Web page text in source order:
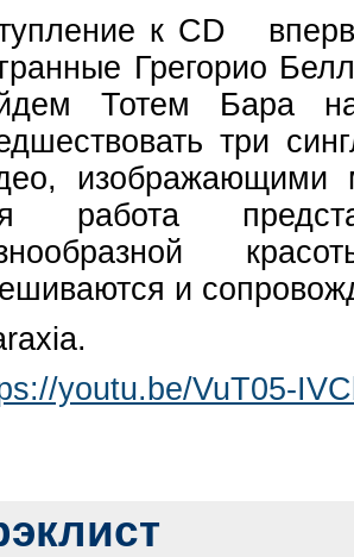
к CD
Грегорио
Тотем Бара
три
изображающими
работа
и
youtu.be/VuT05-